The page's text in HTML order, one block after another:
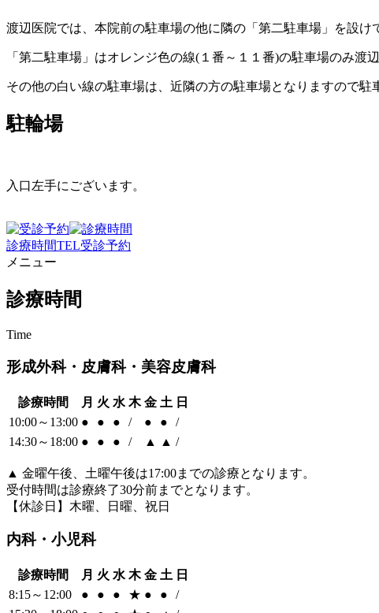
渡辺医院では、本院前の駐車場の他に隣の「第二駐車場」を設け
「第二駐車場」はオレンジ色の線(１番～１１番)の駐車場のみ渡
その他の白い線の駐車場は、近隣の方の駐車場となりますので駐
駐輪場
入口左手にございます。
診療時間TEL受診予約
メニュー
診療時間
Time
形成外科・皮膚科・美容皮膚科
診療時間 月 火 水 木 金 土 日
10:00～13:00 ● ● ● / ● ●
/
14:30～18:00 ● ● ● / ▲ ▲ /
▲ 金曜午後、土曜午後は17:00までの診療となります。
受付時間は診療終了30分前までとなります。
【休診日】木曜、日曜、祝日
内科・小児科
診療時間 月 火 水 木 金 土 日
8:15～12:00
● ● ● ★ ● ●
/